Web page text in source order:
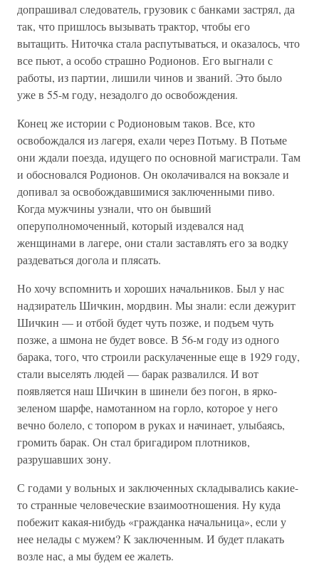
допрашивал следователь, грузовик с банками застрял, да
так, что пришлось вызывать трактор, чтобы его
вытащить. Ниточка стала распутываться, и оказалось, что
все пьют, а особо страшно Родионов. Его выгнали с
работы, из партии, лишили чинов и званий. Это было
уже в 55-м году, незадолго до освобождения.
Конец же истории с Родионовым таков. Все, кто
освобождался из лагеря, ехали через Потьму. В Потьме
они ждали поезда, идущего по основной магистрали. Там
и обосновался Родионов. Он околачивался на вокзале и
допивал за освобождавшимися заключенными пиво.
Когда мужчины узнали, что он бывший
оперуполномоченный, который издевался над
женщинами в лагере, они стали заставлять его за водку
раздеваться догола и плясать.
Но хочу вспомнить и хороших начальников. Был у нас
надзиратель Шичкин, мордвин. Мы знали: если дежурит
Шичкин — и отбой будет чуть позже, и подъем чуть
позже, а шмона не будет вовсе. В 56-м году из одного
барака, того, что строили раскулаченные еще в 1929 году,
стали выселять людей — барак развалился. И вот
появляется наш Шичкин в шинели без погон, в ярко-
зеленом шарфе, намотанном на горло, которое у него
вечно болело, с топором в руках и начинает, улыбаясь,
громить барак. Он стал бригадиром плотников,
разрушавших зону.
С годами у вольных и заключенных складывались какие-
то странные человеческие взаимоотношения. Ну куда
побежит какая-нибудь «гражданка начальница», если у
нее нелады с мужем? К заключенным. И будет плакать
возле нас, а мы будем ее жалеть.